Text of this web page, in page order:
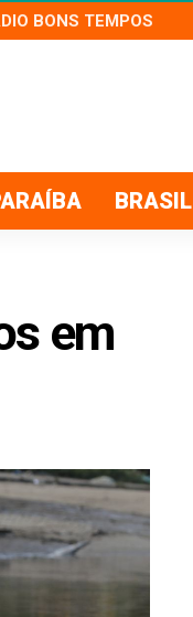
BONS TEMPOS
BRASIL
em